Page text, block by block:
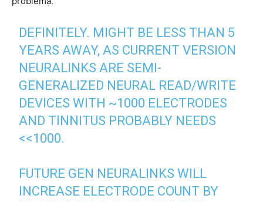
DEFINITELY. MIGHT BE LESS THAN 5
YEARS AWAY, AS CURRENT VERSION
NEURALINKS ARE SEMI-
GENERALIZED NEURAL READ/WRITE
DEVICES WITH ~1000 ELECTRODES
AND TINNITUS PROBABLY NEEDS
<<1000.
FUTURE GEN NEURALINKS WILL
INCREASE ELECTRODE COUNT BY